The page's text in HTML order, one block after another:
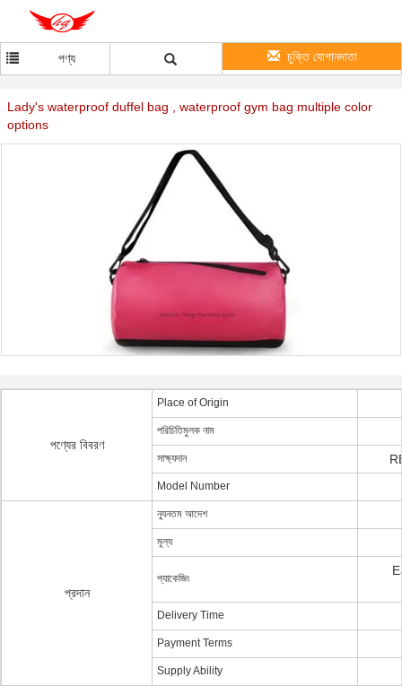
পণ্য চুক্তি যোগানদাতা
Lady's waterproof duffel bag , waterproof gym bag multiple color
options
পণ্যের বিবরণ
Place of Origin
পরিচিতিমুলক নাম
সাক্ষ্যদান
Model Number
প্রদান
ন্যূনতম আদেশ
মূল্য
প্যাকেজিং
Delivery Time
Payment Terms
Supply Ability